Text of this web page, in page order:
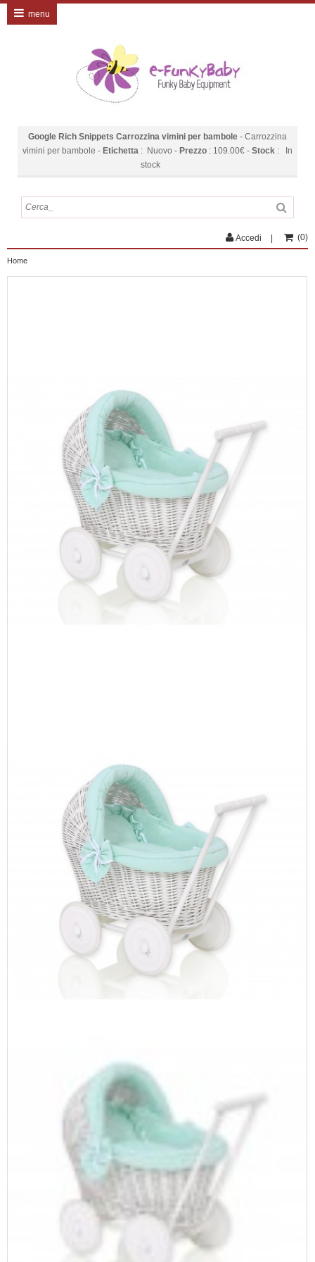
Google Rich Snippets Carrozzina vimini per bambole - Carrozzina
vimini per bambole - Etichetta : Nuovo - Prezzo : 109.00€ - Stock : In
stock
menu
Accedi (0)
Home